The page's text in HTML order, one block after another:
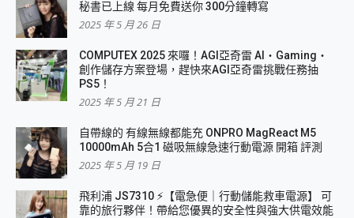
秘書已上線 每月免費送你 300分鐘轉寫
2025 年 5 月 26 日
COMPUTEX 2025 來囉！AGI亞奇雷 AI・Gaming・
創作儲存方案登場，趕快來AGI亞奇雷挑戰任務抽
PS5！
2025 年 5 月 21 日
自帶線的 有線無線都能充 ONPRO MagReact M5
10000mAh 5合1 磁吸無線急速行動電源 開箱 評測
2025 年 5 月 19 日
飛利浦 JS7310 ⚡【電急便｜行動儲能救車電源】 可
靠的旅行夥伴！帶給您優異的安全性與強大供電效能